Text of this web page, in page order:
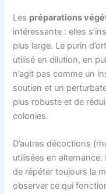
Les préparations
intéressante : elles
plus large. Le purin
utilisé en dilution, en
n’agit pas comme un
soutien et un
plus robuste et de
colonies.
D’autres décoctions
utilisées en alternance.
de répéter toujours la
observer ce qui